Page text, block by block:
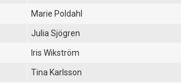
Marie Poldahl
Julia Sjögren
Iris Wikström
Tina Karlsson